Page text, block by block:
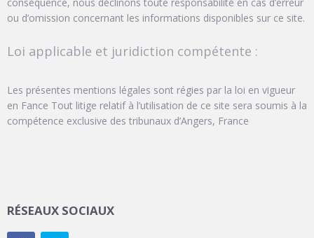
ou d’omission concernant les informations disponibles sur ce site.
Loi applicable et juridiction compétente :
Les présentes mentions légales sont régies par la loi en vigueur
en Fance Tout litige relatif à l’utilisation de ce site sera soumis à la
compétence exclusive des tribunaux d’Angers, France
RÉSEAUX SOCIAUX